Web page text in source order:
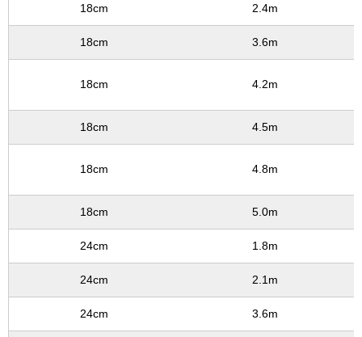
18cm 2.4m
18cm 3.6m
18cm 4.2m
18cm 4.5m
18cm 4.8m
18cm 5.0m
24cm 1.8m
24cm 2.1m
24cm 3.6m